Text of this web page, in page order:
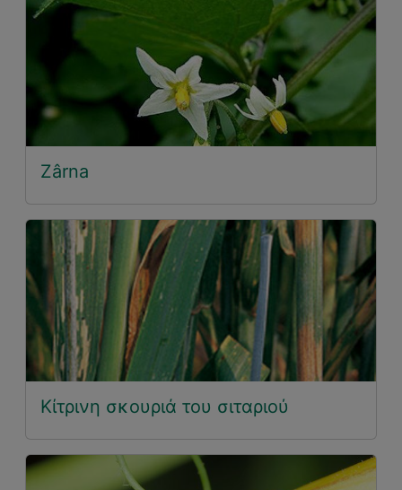
Zârna
Κίτρινη σκουριά του σιταριού